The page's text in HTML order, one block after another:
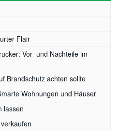
Flair
Vor- und Nachteile im
Brandschutz achten sollte
Wohnungen und Häuser
lassen